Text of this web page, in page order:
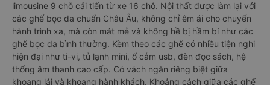
limousine 9 chỗ cải tiến từ xe 16 chỗ. Nội thất được làm lại với
các ghế bọc da chuẩn Châu Âu, không chỉ êm ái cho chuyến
hành trình xa, mà còn mát mẻ và không hề bị hầm bí như các
ghế bọc da bình thường. Kèm theo các ghế có nhiều tiện nghi
hiện đại như ti-vi, tủ lạnh mini, ổ cắm usb, đèn đọc sách, hệ
thống âm thanh cao cấp. Có vách ngăn riêng biệt giữa
khoang lái và khoang hành khách. Khoảng cách giữa các ghế